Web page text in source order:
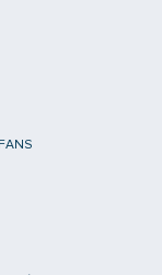
FANS